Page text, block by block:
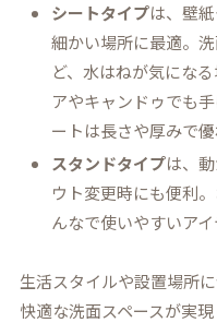
シートタイプは、壁
細かい場所に最適。
ど、水はねが気にな
アやキャンドゥでも
ートは長さや厚みで
スタンドタイプは、
ウト変更時にも便利
んなで使いやすいアイ
生活スタイルや設置場所
快適な洗面スペースが実現